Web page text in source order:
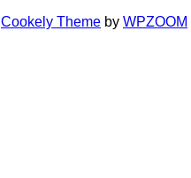
Cookely Theme by WPZOOM